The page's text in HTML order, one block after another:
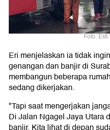
Foto:
Eri menjelaskan ia tidak
genangan dan banjir di
membangun beberapa
sedang dikerjakan.
"Tapi saat mengerjakan
Di Jalan Ngagel Jaya Utara